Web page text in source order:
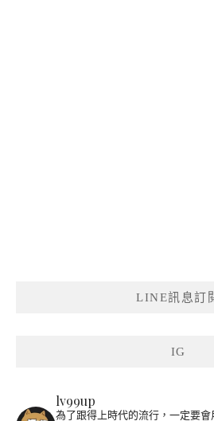
LINE訊息訂
IG
lv99up
為了跟得上時代的流行，一定要會